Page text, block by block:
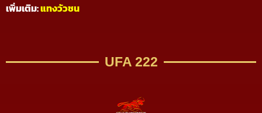
เพิ่มเติม:แทงวัวชน
UFA 222